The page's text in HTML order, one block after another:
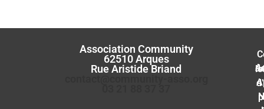
Association Community
62510 Arques
Rue Aristide Briand